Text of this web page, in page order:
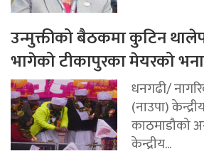
उन्मुक्तीको बैठकमा कुटिन
भागेको टीकापुरका मेयरको
धनगढी/
(नाउपा)
काठमाडौको
केन्द्रीय...